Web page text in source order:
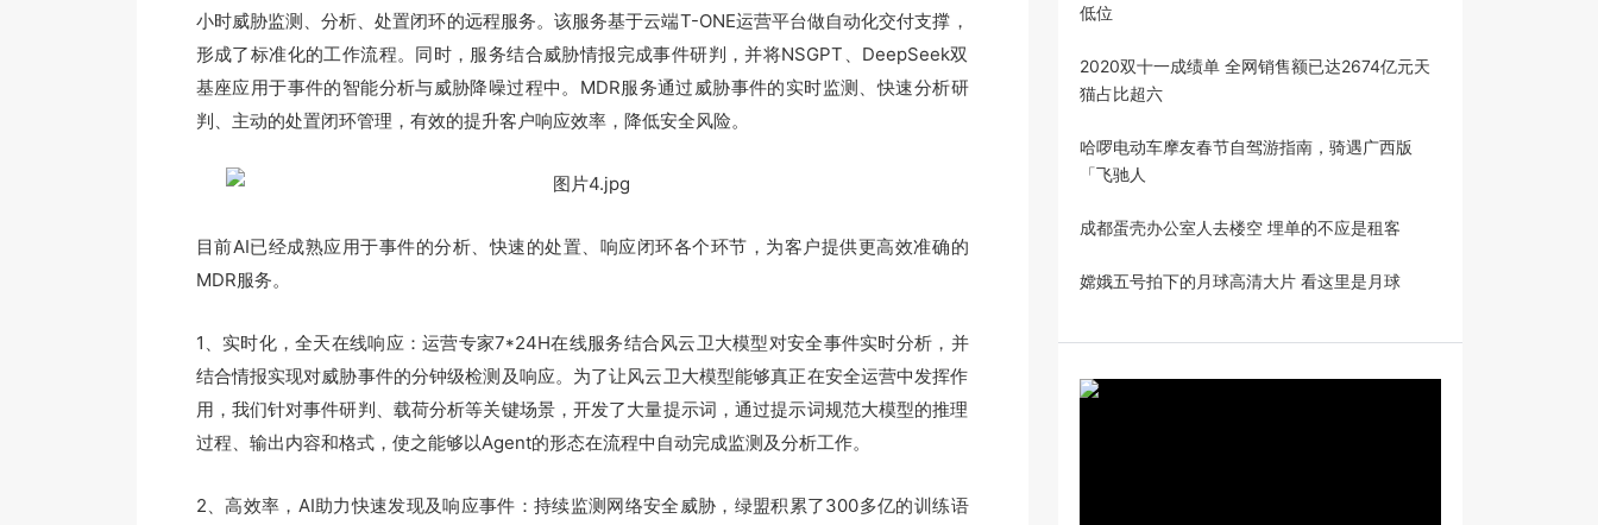
小时威胁监测、分析、处置闭环的远程服务。该服务基于云端T-ONE运营平台做自动化交付支撑，
形成了标准化的工作流程。同时，服务结合威胁情报完成事件研判，并将NSGPT、DeepSeek双
基座应用于事件的智能分析与威胁降噪过程中。MDR服务通过威胁事件的实时监测、快速分析研
判、主动的处置闭环管理，有效的提升客户响应效率，降低安全风险。
目前AI已经成熟应用于事件的分析、快速的处置、响应闭环各个环节，为客户提供更高效准确的
MDR服务。
1、实时化，全天在线响应：运营专家7*24H在线服务结合风云卫大模型对安全事件实时分析，并
结合情报实现对威胁事件的分钟级检测及响应。为了让风云卫大模型能够真正在安全运营中发挥作
用，我们针对事件研判、载荷分析等关键场景，开发了大量提示词，通过提示词规范大模型的推理
过程、输出内容和格式，使之能够以Agent的形态在流程中自动完成监测及分析工作。
2、高效率，AI助力快速发现及响应事件：持续监测网络安全威胁，绿盟积累了300多亿的训练语
低位
2020双十一成绩单 全网销售额已达2674亿元天
猫占比超六
哈啰电动车摩友春节自驾游指南，骑遇广西版
「飞驰人
成都蛋壳办公室人去楼空 埋单的不应是租客
嫦娥五号拍下的月球高清大片 看这里是月球